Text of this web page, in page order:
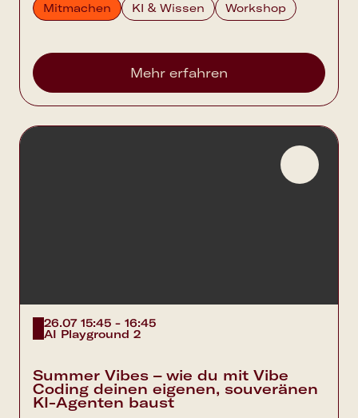
Mitmachen KI & Wissen Workshop
Mehr erfahren
26.07 15:45 - 16:45
AI Playground 2
Summer Vibes – wie du mit Vibe
Coding deinen eigenen, souveränen
KI-Agenten baust